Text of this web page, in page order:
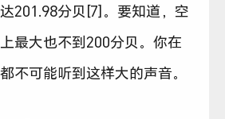
201.98分贝[7]。要知道，空
最大也不到200分贝。你在
不可能听到这样大的声音。